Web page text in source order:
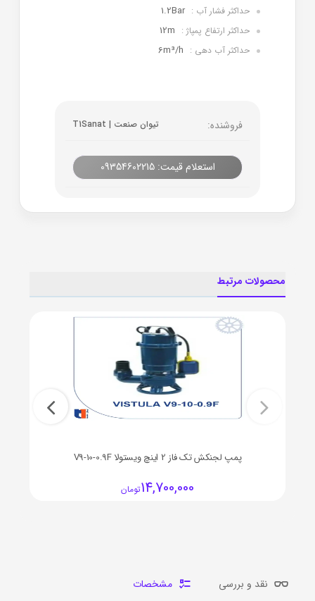
حداکثر فشار آب : 1.2Bar
حداکثر ارتفاع پمپاژ : 12m
حداکثر آب دهی : 6m³/h
فروشنده: تیوان صنعت | T1Sanat
استعلام قیمت: 09354602215
محصولات مرتبط
پمپ لجنکش تک فاز 2 اینچ ویستولا V9-10-0.9F
14,700,000تومان
نقد و بررسی مشخصات